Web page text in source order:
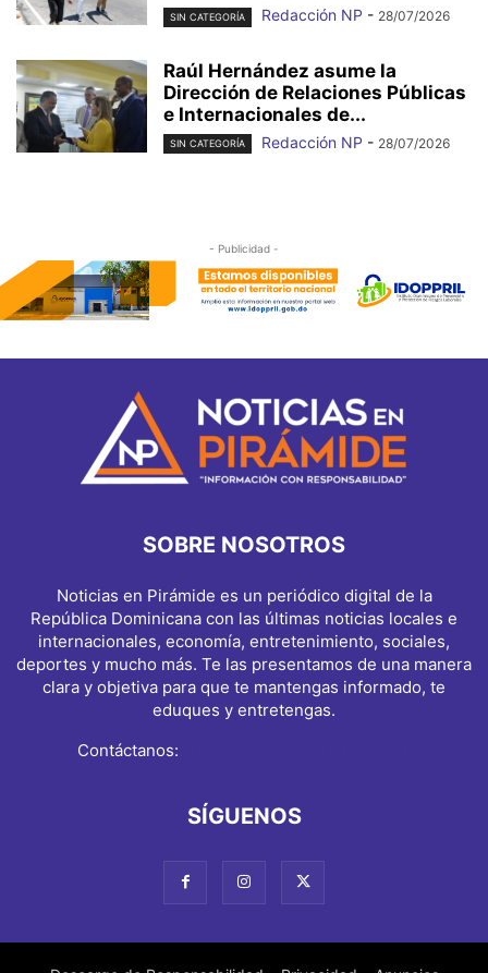
SIN CATEGORÍA Redacción NP - 28/07/2026
Raúl Hernández asume la
Dirección de Relaciones Públicas
e Internacionales de...
SIN CATEGORÍA Redacción NP - 28/07/2026
- Publicidad -
SOBRE NOSOTROS
Noticias en Pirámide es un periódico digital de la
República Dominicana con las últimas noticias locales e
internacionales, economía, entretenimiento, sociales,
deportes y mucho más. Te las presentamos de una manera
clara y objetiva para que te mantengas informado, te
eduques y entretengas.
Contáctanos:
SÍGUENOS